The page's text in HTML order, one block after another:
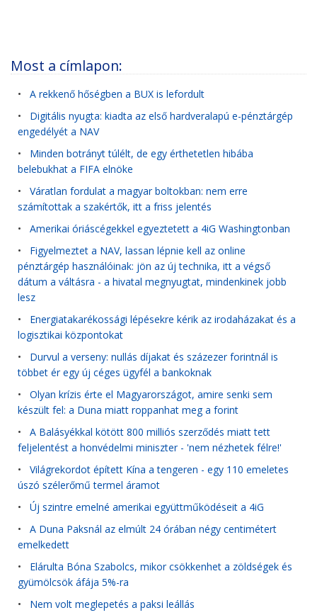
Most a címlapon:
• A rekkenő hőségben a BUX is lefordult
• Digitális nyugta: kiadta az első hardveralapú e-pénztárgép
engedélyét a NAV
• Minden botrányt túlélt, de egy érthetetlen hibába
belebukhat a FIFA elnöke
• Váratlan fordulat a magyar boltokban: nem erre
számítottak a szakértők, itt a friss jelentés
• Amerikai óriáscégekkel egyeztetett a 4iG Washingtonban
• Figyelmeztet a NAV, lassan lépnie kell az online
pénztárgép használóinak: jön az új technika, itt a végső
dátum a váltásra - a hivatal megnyugtat, mindenkinek jobb
lesz
• Energiatakarékossági lépésekre kérik az irodaházakat és a
logisztikai központokat
• Durvul a verseny: nullás díjakat és százezer forintnál is
többet ér egy új céges ügyfél a bankoknak
• Olyan krízis érte el Magyarországot, amire senki sem
készült fel: a Duna miatt roppanhat meg a forint
• A Balásyékkal kötött 800 milliós szerződés miatt tett
feljelentést a honvédelmi miniszter - 'nem nézhetek félre!'
• Világrekordot épített Kína a tengeren - egy 110 emeletes
úszó szélerőmű termel áramot
• Új szintre emelné amerikai együttműködéseit a 4iG
• A Duna Paksnál az elmúlt 24 órában négy centimétert
emelkedett
• Elárulta Bóna Szabolcs, mikor csökkenhet a zöldségek és
gyümölcsök áfája 5%-ra
• Nem volt meglepetés a paksi leállás